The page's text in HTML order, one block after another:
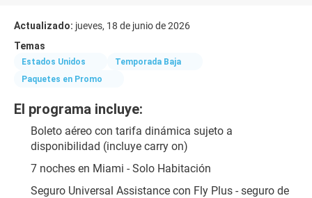
Actualizado: jueves, 18 de junio de 2026
Temas
Estados Unidos
Temporada Baja
Paquetes en Promo
El programa incluye:
Boleto aéreo con tarifa dinámica sujeto a
disponibilidad (incluye carry on)
7 noches en Miami - Solo Habitación
Seguro Universal Assistance con Fly Plus - seguro de